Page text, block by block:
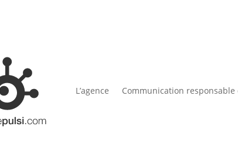
L’agence Communication responsable